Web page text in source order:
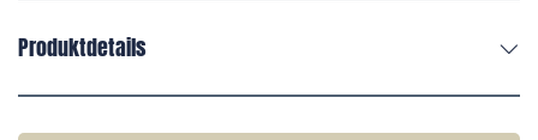
Produktdetails